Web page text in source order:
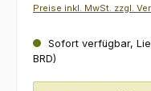
Preise inkl. MwSt. zzgl.
Sofort verfügbar,
BRD)